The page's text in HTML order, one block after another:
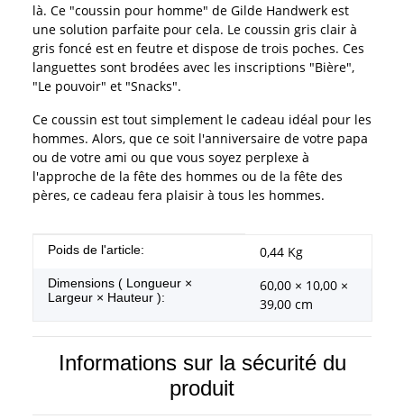
là. Ce "coussin pour homme" de Gilde Handwerk est
une solution parfaite pour cela. Le coussin gris clair à
gris foncé est en feutre et dispose de trois poches. Ces
languettes sont brodées avec les inscriptions "Bière",
"Le pouvoir" et "Snacks".
Ce coussin est tout simplement le cadeau idéal pour les
hommes. Alors, que ce soit l'anniversaire de votre papa
ou de votre ami ou que vous soyez perplexe à
l'approche de la fête des hommes ou de la fête des
pères, ce cadeau fera plaisir à tous les hommes.
#productDetails.itemInformation#
#productDetails.itemValue#
Poids de l'article: 0,44 Kg
Dimensions ( Longueur ×
Largeur × Hauteur ):
60,00 × 10,00 ×
39,00 cm
Informations sur la sécurité du
produit